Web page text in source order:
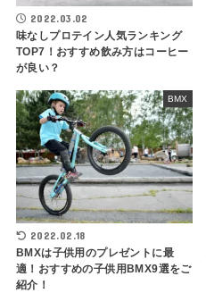
2022.03.02
味なしプロテイン人気ランキング
TOP7！おすすめ飲み方はコーヒー
が良い？
BMX
2022.02.18
BMXは子供用のプレゼントに最
適！おすすめの子供用BMX9選をご
紹介！